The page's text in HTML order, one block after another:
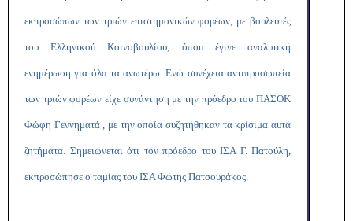
εκπροσώπων των τριών επιστημονικών φορέων, με βουλευτές
του Ελληνικού Κοινοβουλίου, όπου έγινε αναλυτική
ενημέρωση για όλα τα ανωτέρω. Ενώ συνέχεια αντιπροσωπεία
των τριών φορέων είχε συνάντηση με την πρόεδρο του ΠΑΣΟΚ
Φώφη Γεννηματά , με την οποία συζητήθηκαν τα κρίσιμα αυτά
ζητήματα. Σημειώνεται ότι τον πρόεδρο του ΙΣΑ Γ. Πατούλη,
εκπροσώπησε ο ταμίας του ΙΣΑ Φώτης Πατσουράκος.